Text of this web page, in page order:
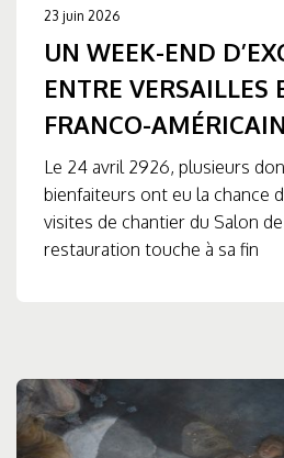
23 juin 2026
UN WEEK-END
ENTRE VERSAILLES
FRANCO-
Le 24 avril 2926, plusieurs
bienfaiteurs ont eu la chance
visites de chantier du Salon
restauration touche à sa fin